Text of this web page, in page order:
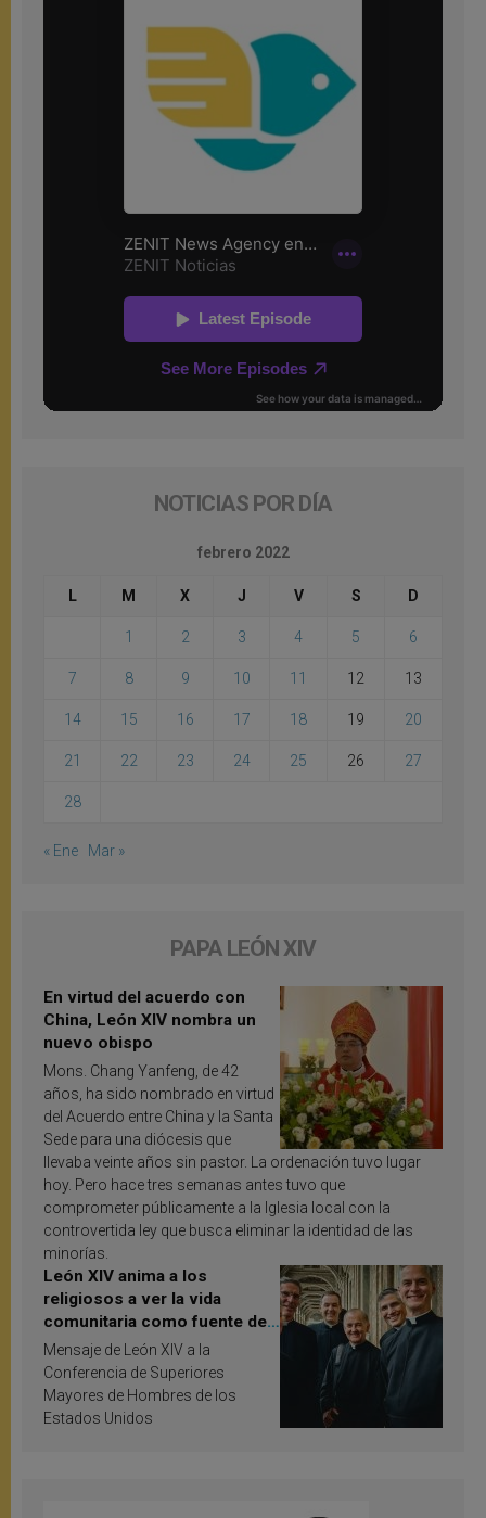
NOTICIAS POR DÍA
febrero 2022
L M X J V S D
1 2 3 4 5 6
7 8 9 10 11 12 13
14 15 16 17 18 19 20
21 22 23 24 25 26 27
28
« Ene Mar »
PAPA LEÓN XIV
En virtud del acuerdo con
China, León XIV nombra un
nuevo obispo
Mons. Chang Yanfeng, de 42
años, ha sido nombrado en virtud
del Acuerdo entre China y la Santa
Sede para una diócesis que
llevaba veinte años sin pastor. La ordenación tuvo lugar
hoy. Pero hace tres semanas antes tuvo que
comprometer públicamente a la Iglesia local con la
controvertida ley que busca eliminar la identidad de las
minorías.
León XIV anima a los
religiosos a ver la vida
comunitaria como fuente de
inspiración y santificación
Mensaje de León XIV a la
Conferencia de Superiores
Mayores de Hombres de los
Estados Unidos